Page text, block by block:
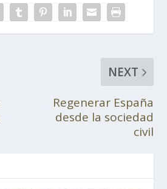
NEXT
Regenerar España
desde la sociedad
civil